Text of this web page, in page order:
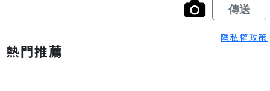
隱私權政策
熱門推薦